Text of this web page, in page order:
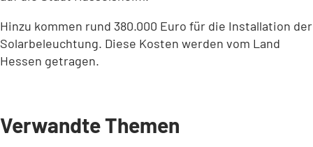
Hinzu kommen rund 380.000 Euro für die Installation der
Solarbeleuchtung. Diese Kosten werden vom Land
Hessen getragen.
Verwandte Themen